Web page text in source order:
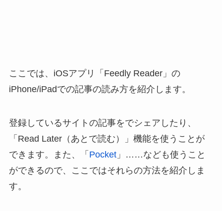
ここでは、iOSアプリ「Feedly Reader」の
iPhone/iPadでの記事の読み方を紹介します。
登録しているサイトの記事をでシェアしたり、
「Read Later（あとで読む）」機能を使うことが
できます。また、「 Pocket」……なども使うこと
ができるので、ここではそれらの方法を紹介しま
す。